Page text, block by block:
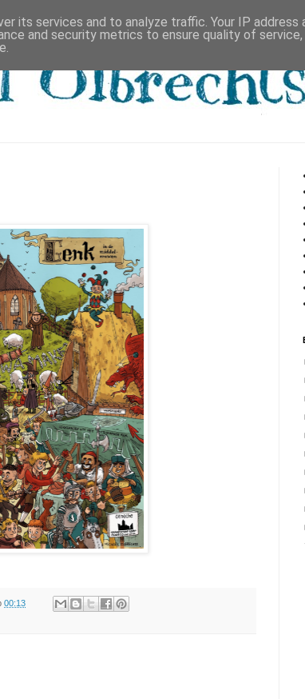
00:13
its services and to analyze traffic. Your IP address
and security metrics to ensure quality of